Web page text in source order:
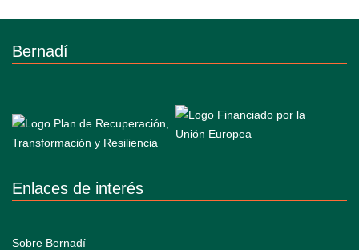
Bernadí
Enlaces de interés
Sobre Bernadí